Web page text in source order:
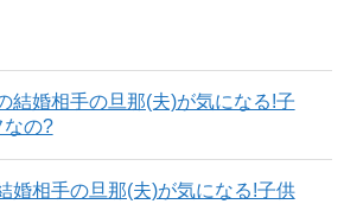
結婚相手の旦那(夫)が気になる!子
なの?
婚相手の旦那(夫)が気になる!子供